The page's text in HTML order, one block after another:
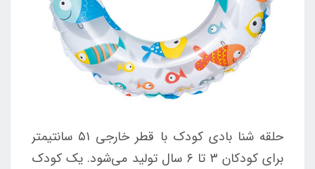
حلقه شنا بادی کودک با قطر خارجی ۵۱ سانتیمتر
برای کودکان ۳ تا ۶ سال تولید می‌شود. یک کودک